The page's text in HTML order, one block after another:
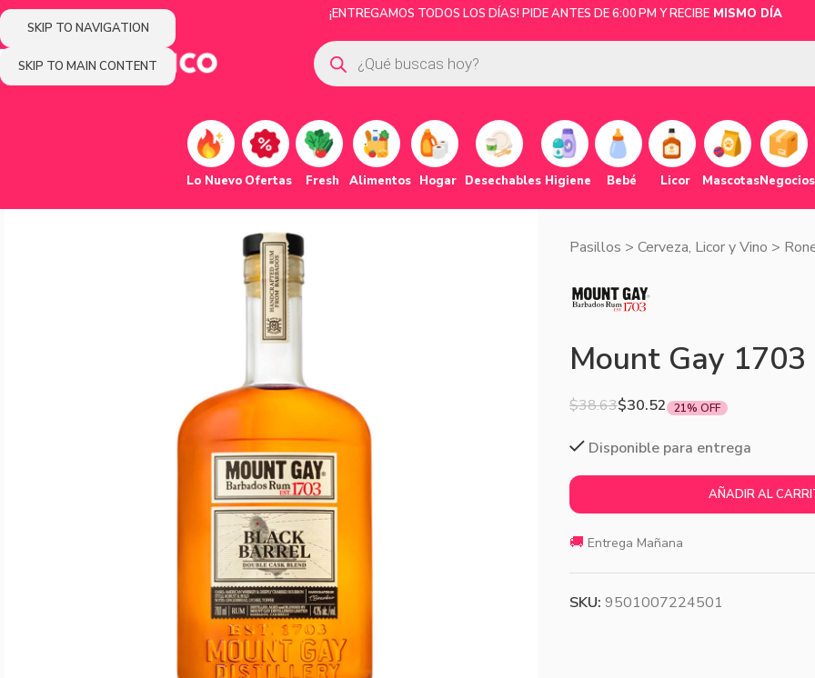
SKIP TO NAVIGATION
SKIP TO MAIN CONTENT
¡ENTREGAMOS TODOS LOS DÍAS! PIDE ANTES DE 6:00 PM Y RECIBE MISMO DÍA
Lo Nuevo Ofertas Fresh Alimentos Hogar Desechables Higiene Bebé Licor MascotasNegocios
Pasillos > Cerveza, Licor y Vino >
Mount Gay
$38.63$30.52 21% OFF
Disponible para entrega
AÑADIR AL
🚚 Entrega Mañana
SKU: 9501007224501